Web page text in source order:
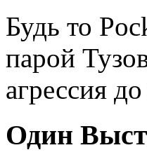
Будь то
парой
агрессия
Один